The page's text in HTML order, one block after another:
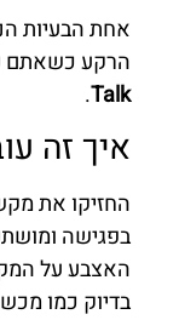
הרקע כשאתם
Talk
.
איך זה
החזיקו את
בפגישה
האצבע על
בדיוק כמו